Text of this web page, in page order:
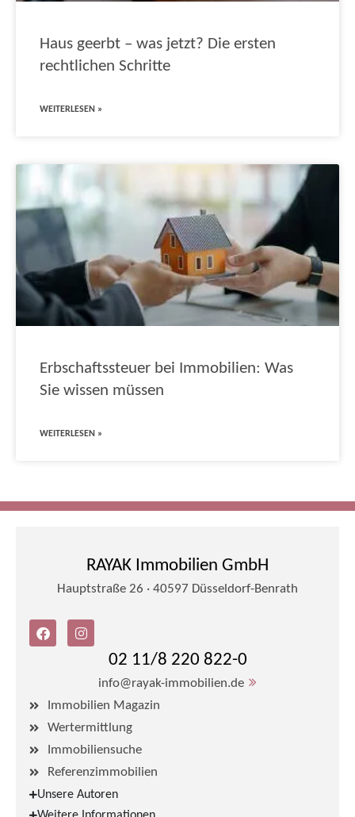
Haus geerbt – was jetzt? Die ersten
rechtlichen Schritte
WEITERLESEN »
Erbschaftssteuer bei Immobilien: Was
Sie wissen müssen
WEITERLESEN »
RAYAK Immobilien GmbH
Hauptstraße 26 · 40597 Düsseldorf-Benrath
02 11/8 220 822-0
info@rayak-immobilien.de
Immobilien Magazin
Wertermittlung
Immobiliensuche
Referenzimmobilien
Unsere Autoren